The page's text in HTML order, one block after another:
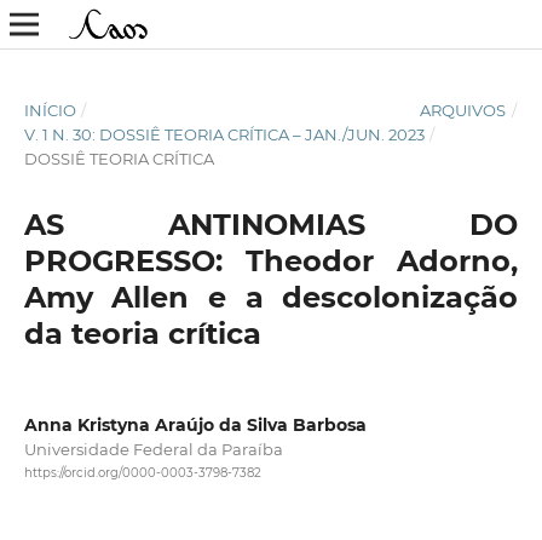
INÍCIO / ARQUIVOS /
V. 1 N. 30: DOSSIÊ TEORIA CRÍTICA – JAN./JUN. 2023 /
DOSSIÊ TEORIA CRÍTICA
AS ANTINOMIAS DO
PROGRESSO: Theodor Adorno,
Amy Allen e a descolonização
da teoria crítica
Anna Kristyna Araújo da Silva Barbosa
Universidade Federal da Paraíba
https://orcid.org/0000-0003-3798-7382